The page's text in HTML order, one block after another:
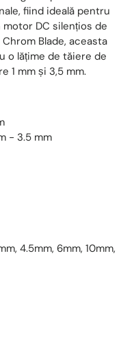
fiind ideală pentru
DC silențios de
Blade, aceasta
o lățime de tăiere de
1 mm și 3,5 mm.
- 3.5 mm
4.5mm, 6mm, 10mm,